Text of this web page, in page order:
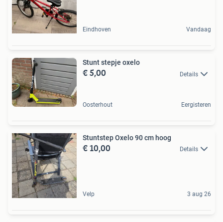
Eindhoven Vandaag
Stunt stepje oxelo
€ 5,00 Details
Oosterhout Eergisteren
Stuntstep Oxelo 90 cm hoog
€ 10,00 Details
Velp 3 aug 26